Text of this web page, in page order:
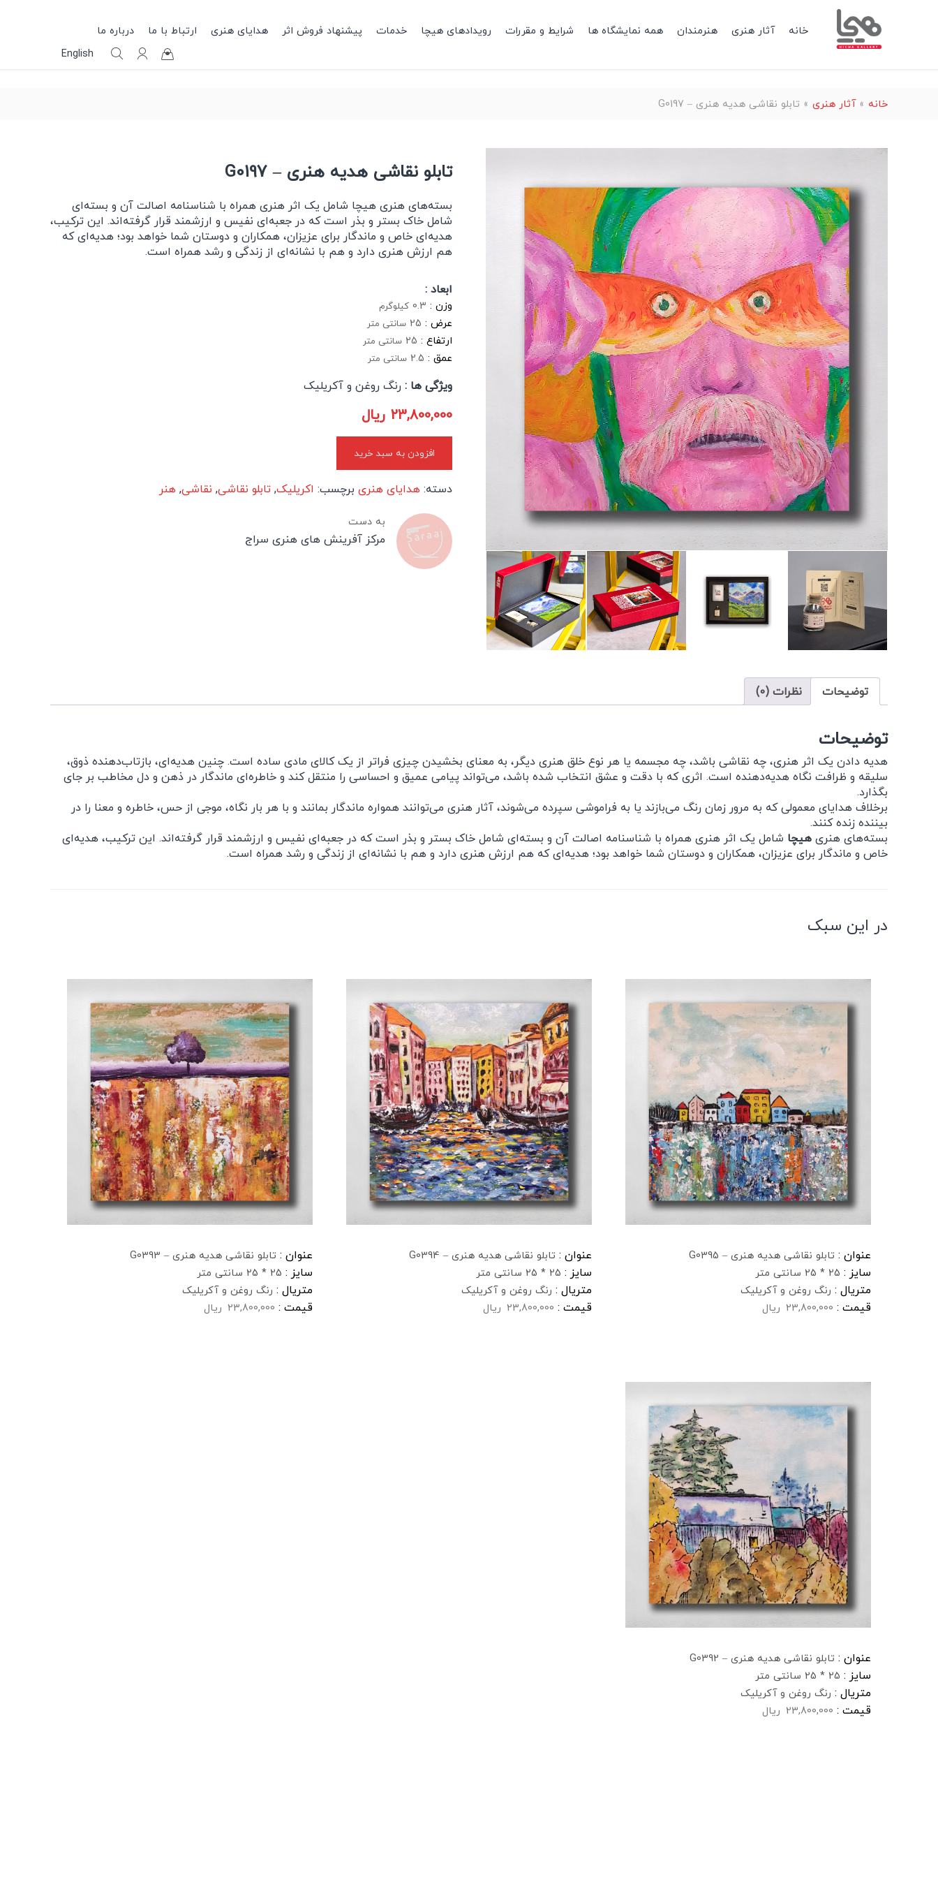
خانه آثار هنری هنرمندان همه نمایشگاه ها شرایط و مقررات رویدادهای هیچا خدمات پیشنهاد فروش اثر هدایای هنری ارتباط با ما
درباره ما
English
خانه »آثار هنری » تابلو نقاشی هدیه هنری – G0197
تابلو نقاشی هدیه هنری – G0197
بسته‌های هنری هیچا شامل یک اثر هنری همراه با شناسنامه اصالت آن و بسته‌ای
شامل خاک بستر و بذر است که در جعبه‌ای نفیس و ارزشمند قرار گرفته‌اند. این ترکیب،
هدیه‌ای خاص و ماندگار برای عزیزان، همکاران و دوستان شما خواهد بود؛ هدیه‌ای که
هم ارزش هنری دارد و هم با نشانه‌ای از زندگی و رشد همراه است.
ابعاد :
وزن : 0.3 کیلوگرم
عرض : 25 سانتی متر
ارتفاع : 25 سانتی متر
عمق : 2.5 سانتی متر
ویژگی ها : رنگ روغن و آکریلیک
23,800,000 ریال
افزودن به سبد خرید
دسته:هدایای هنری برچسب: اکریلیک,تابلو نقاشی, نقاشی,هنر
به دست
مرکز آفرینش های هنری سراج
توضیحات نظرات (0)
توضیحات
هدیه دادن یک اثر هنری، چه نقاشی باشد، چه مجسمه یا هر نوع خلق هنری دیگر، به معنای بخشیدن چیزی فراتر از یک کالای مادی ساده است. چنین هدیه‌ای، بازتاب‌دهنده ذوق،
سلیقه و ظرافت نگاه هدیه‌دهنده است. اثری که با دقت و عشق انتخاب شده باشد، می‌تواند پیامی عمیق و احساسی را منتقل کند و خاطره‌ای ماندگار در ذهن و دل مخاطب بر جای
بگذارد.
برخلاف هدایای معمولی که به مرور زمان رنگ می‌بازند یا به فراموشی سپرده می‌شوند، آثار هنری می‌توانند همواره ماندگار بمانند و با هر بار نگاه، موجی از حس، خاطره و معنا را در
بیننده زنده کنند.
بسته‌های هنریهیچا شامل یک اثر هنری همراه با شناسنامه اصالت آن و بسته‌ای شامل خاک بستر و بذر است که در جعبه‌ای نفیس و ارزشمند قرار گرفته‌اند. این ترکیب، هدیه‌ای
خاص و ماندگار برای عزیزان، همکاران و دوستان شما خواهد بود؛ هدیه‌ای که هم ارزش هنری دارد و هم با نشانه‌ای از زندگی و رشد همراه است.
در این سبک
عنوان : تابلو نقاشی هدیه هنری – G0395
سایز : 25 * 25 سانتی متر
متریال : رنگ روغن و آکریلیک
قیمت : 23,800,000 ریال
عنوان : تابلو نقاشی هدیه هنری – G0394
سایز : 25 * 25 سانتی متر
متریال : رنگ روغن و آکریلیک
قیمت : 23,800,000 ریال
عنوان : تابلو نقاشی هدیه هنری – G0393
سایز : 25 * 25 سانتی متر
متریال : رنگ روغن و آکریلیک
قیمت : 23,800,000 ریال
عنوان : تابلو نقاشی هدیه هنری – G0392
سایز : 25 * 25 سانتی متر
متریال : رنگ روغن و آکریلیک
قیمت : 23,800,000 ریال